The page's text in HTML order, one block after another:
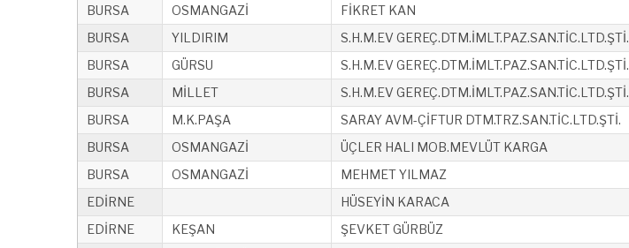
BURSA
OSMANGAZİ FİKRET KAN
BURSA
YILDIRIM S.H.M.EV GEREÇ.DTM.İMLT.PAZ.SAN.TİC.LTD.ŞTİ.
BURSA
GÜRSU S.H.M.EV GEREÇ.DTM.İMLT.PAZ.SAN.TİC.LTD.ŞTİ.
BURSA
MİLLET S.H.M.EV GEREÇ.DTM.İMLT.PAZ.SAN.TİC.LTD.ŞTİ.
BURSA
M.K.PAŞA SARAY AVM-ÇİFTUR DTM.TRZ.SAN.TİC.LTD.ŞTİ.
BURSA
OSMANGAZİ ÜÇLER HALI MOB.MEVLÜT KARGA
BURSA
OSMANGAZİ MEHMET YILMAZ
EDİRNE
HÜSEYİN KARACA
EDİRNE
KEŞAN ŞEVKET GÜRBÜZ